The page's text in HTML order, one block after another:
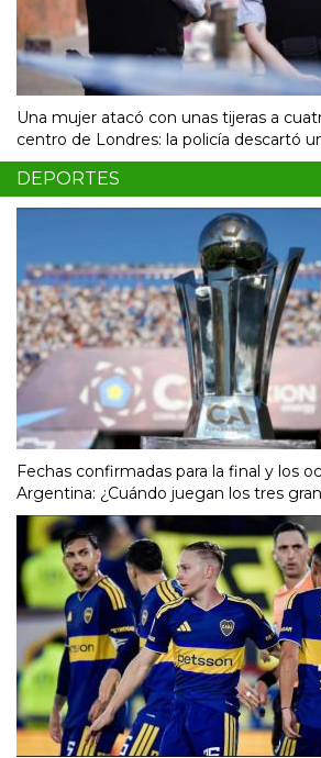
Una mujer atacó con unas tijeras a
centro de Londres: la policía descartó
DEPORTES
Fechas confirmadas para la final y los
Argentina: ¿Cuándo juegan los tres